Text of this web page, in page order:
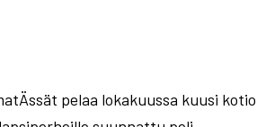
pelaa lokakuussa kuusi